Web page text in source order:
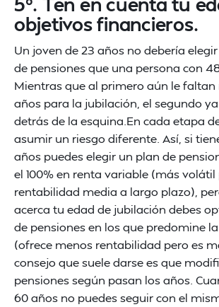
objetivos financieros.
Un joven de 23 años no debería
de pensiones que una persona con
Mientras que al primero aún le faltan
años para la jubilación, el segundo
detrás de la esquina.En cada etapa
asumir un riesgo diferente. Así, si
años puedes elegir un plan de
el 100% en renta variable (más
rentabilidad media a largo plazo),
acerca tu edad de jubilación debes
de pensiones en los que predomine
(ofrece menos rentabilidad pero es
consejo que suele darse es que
pensiones según pasan los años.
60 años no puedes seguir con el